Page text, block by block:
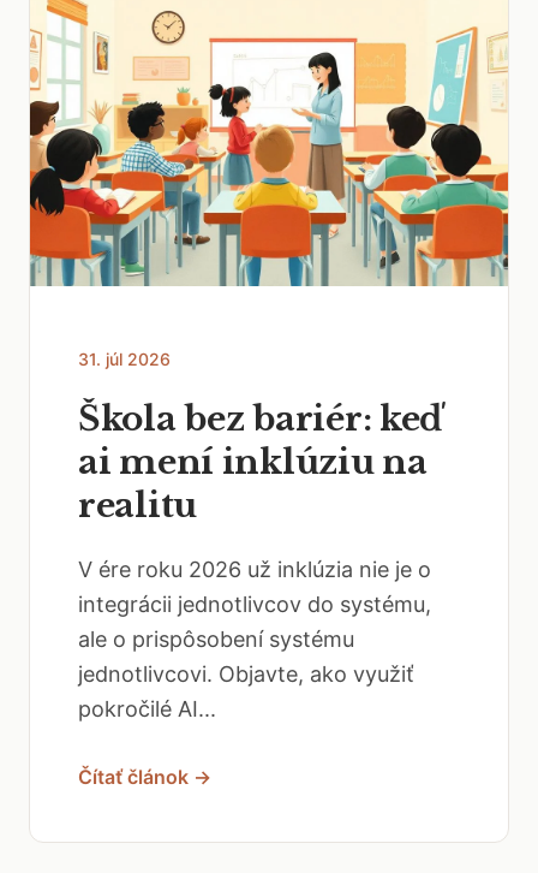
31. júl 2026
Škola bez bariér: keď
ai mení inklúziu na
realitu
V ére roku 2026 už inklúzia nie je o
integrácii jednotlivcov do systému,
ale o prispôsobení systému
jednotlivcovi. Objavte, ako využiť
pokročilé AI...
Čítať článok →